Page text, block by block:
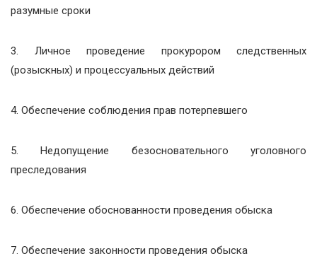
разумные сроки
3. Личное проведение прокурором следственных
(розыскных) и процессуальных действий
4. Обеспечение соблюдения прав потерпевшего
5. Недопущение безосновательного уголовного
преследования
6. Обеспечение обоснованности проведения обыска
7. Обеспечение законности проведения обыска